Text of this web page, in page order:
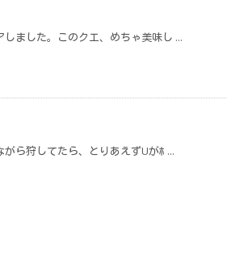
ました。このクエ、めちゃ美味し ...
ら狩してたら、とりあえずUがﾎ ...